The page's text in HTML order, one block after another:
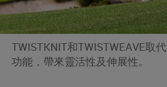
TWISTKNIT和TWISTWEAVE取
功能，帶來靈活性及伸展性。